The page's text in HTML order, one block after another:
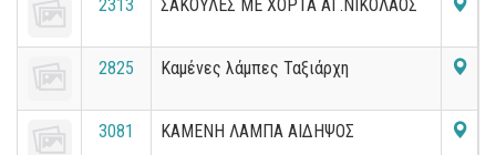
2313 ΣΑΚΟΥΛΕΣ ΜΕ ΧΟΡΤΑ ΑΓ.ΝΙΚΟΛΑΟΣ
2825 Καμένες λάμπες Ταξιάρχη
3081 ΚΑΜΕΝΗ ΛΑΜΠΑ ΑΙΔΗΨΟΣ